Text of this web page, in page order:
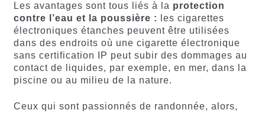
Les avantages sont tous liés à la protection
contre l’eau et la poussière : les cigarettes
électroniques étanches peuvent être utilisées
dans des endroits où une cigarette électronique
sans certification IP peut subir des dommages au
contact de liquides, par exemple, en mer, dans la
piscine ou au milieu de la nature.
Ceux qui sont passionnés de randonnée, alors,